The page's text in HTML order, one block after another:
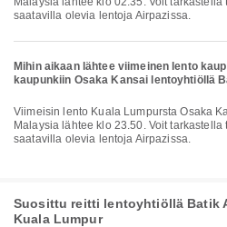
saatavilla olevia lentoja Airpazissa.
Mihin aikaan lähtee viimeinen lento
kaupunkiin Osaka Kansai lentoyhtiöllä
Viimeisin lento Kuala Lumpursta Osaka Kansaiyn lentoyhtiöllä Batik Air
Malaysia lähtee klo 23.50. Voit
saatavilla olevia lentoja Airpazissa.
Suosittu reitti lentoyhtiöllä Batik
Kuala Lumpur